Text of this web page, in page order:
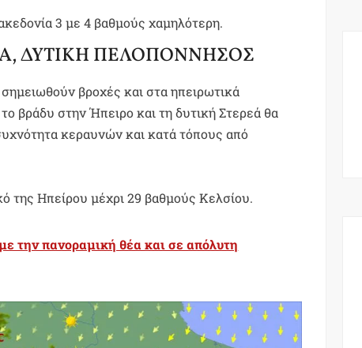
3 με 4 βαθμούς χαμηλότερη.
ΔΥΤΙΚΗ ΠΕΛΟΠΟΝΝΗΣΟΣ
βροχές και στα ηπειρωτικά
βράδυ στην Ήπειρο και τη δυτική Στερεά θα
κεραυνών και κατά τόπους από
της Ηπείρου μέχρι 29 βαθμούς Κελσίου.
την πανοραμική θέα και σε απόλυτη